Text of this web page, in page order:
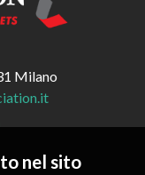
Milano
nel sito